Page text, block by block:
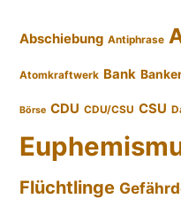
Abschiebung Antiphrase
Atomkraftwerk Bank
Börse CDU CDU/CSU CSU
Flüchtlinge